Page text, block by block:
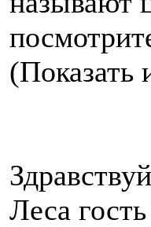
(Показать
Леса